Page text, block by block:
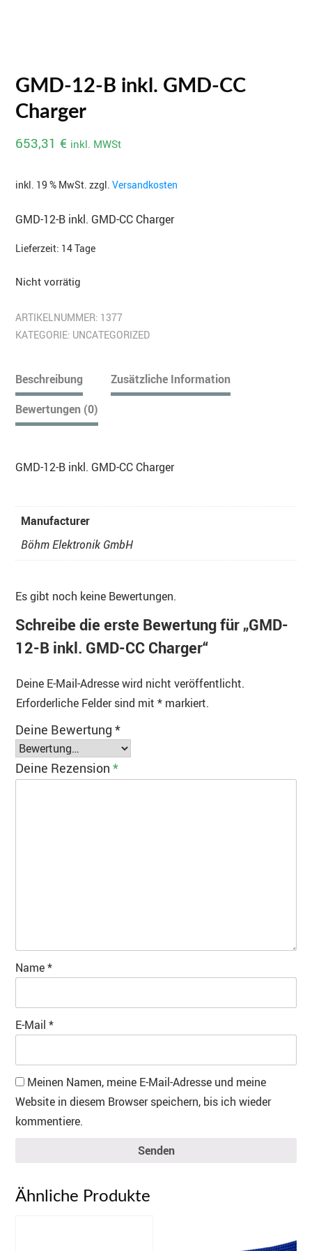
GMD-12-B inkl. GMD-CC
Charger
653,31 € inkl. MWSt
inkl. 19 % MwSt. zzgl. Versandkosten
GMD-12-B inkl. GMD-CC Charger
Lieferzeit: 14 Tage
Nicht vorrätig
ARTIKELNUMMER: 1377
KATEGORIE: UNCATEGORIZED
Beschreibung
Zusätzliche Information
Bewertungen (0)
GMD-12-B inkl. GMD-CC Charger
Manufacturer
Böhm Elektronik GmbH
Es gibt noch keine Bewertungen.
Schreibe die erste Bewertung für „GMD-
12-B inkl. GMD-CC Charger“
Deine E-Mail-Adresse wird nicht veröffentlicht.
Erforderliche Felder sind mit * markiert.
Deine Bewertung *
Deine Rezension *
Name*
E-Mail *
Meinen Namen, meine E-Mail-Adresse und meine
Website in diesem Browser speichern, bis ich wieder
kommentiere.
Senden
Ähnliche Produkte